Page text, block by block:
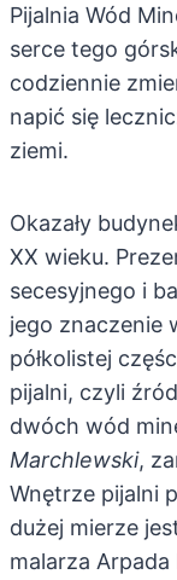
Pijalnia Wód
serce tego
codziennie
napić się
ziemi.
Okazały
XX wieku.
secesyjnego i
jego znaczenie
półkolistej
pijalni, czyli
dwóch wód
Marchlewski,
Wnętrze pijalni
dużej mierze
malarza